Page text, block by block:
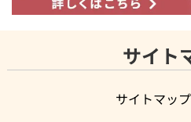
サイト
サイトマッ